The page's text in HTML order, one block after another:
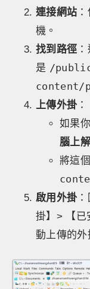
連接網站
機。
找到路徑
是 /
content/
上傳外掛：
如果
腦上
將這
啟用外掛：
掛】> 【已
動上傳的